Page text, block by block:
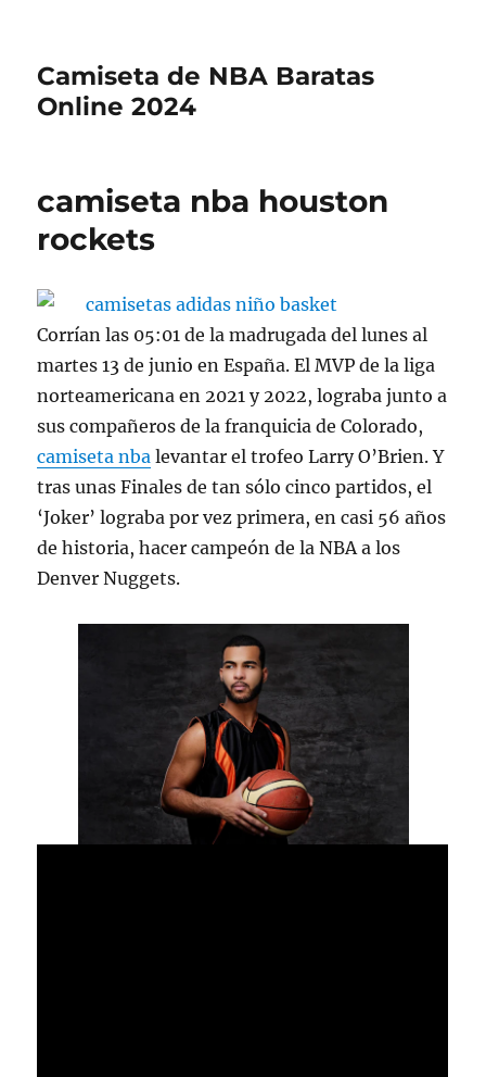
Camiseta de NBA Baratas
Online 2024
camiseta nba houston
rockets
Corrían las 05:01 de la madrugada del lunes al
martes 13 de junio en España. El MVP de la liga
norteamericana en 2021 y 2022, lograba junto a
sus compañeros de la franquicia de Colorado,
camiseta nba levantar el trofeo Larry O’Brien. Y
tras unas Finales de tan sólo cinco partidos, el
‘Joker’ lograba por vez primera, en casi 56 años
de historia, hacer campeón de la NBA a los
Denver Nuggets.